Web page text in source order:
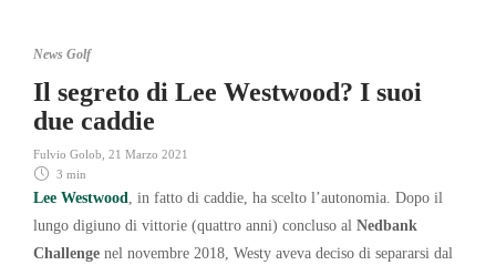
News Golf
Il segreto di Lee Westwood? I suoi
due caddie
Fulvio Golob 21 Marzo 2021
3 min
Lee Westwood , in fatto di caddie, ha scelto l’autonomia. Dopo il
lungo digiuno di vittorie (quattro anni) concluso al Nedbank
Challenge nel novembre 2018, Westy aveva deciso di separarsi dal